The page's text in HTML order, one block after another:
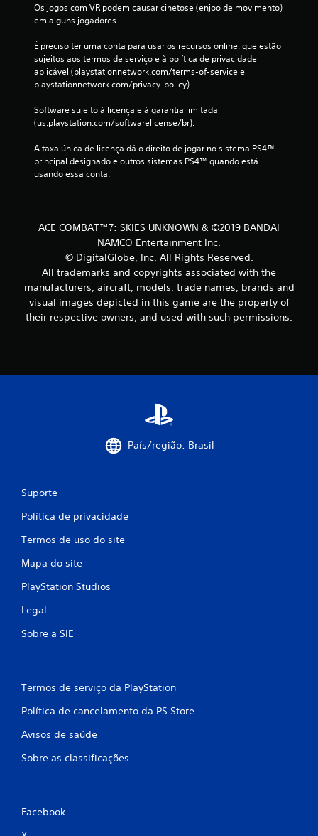
f
i
õ
Os jogos com VR podem causar cinetose (enjoo de movimento)
em alguns jogadores.
É preciso ter uma conta para usar os recursos online, que estão
sujeitos aos termos de serviço e à política de privacidade
aplicável (playstationnetwork.com/terms-of-service e
playstationnetwork.com/privacy-policy).
Software sujeito à licença e à garantia limitada
(us.playstation.com/softwarelicense/br).
A taxa única de licença dá o direito de jogar no sistema PS4™
principal designado e outros sistemas PS4™ quando está
usando essa conta.
ACE COMBAT™7: SKIES UNKNOWN & ©2019 BANDAI
NAMCO Entertainment Inc.
© DigitalGlobe, Inc. All Rights Reserved.
All trademarks and copyrights associated with the
manufacturers, aircraft, models, trade names, brands and
visual images depicted in this game are the property of
their respective owners, and used with such permissions.
País/região: Brasil
Suporte
Política de privacidade
Termos de uso do site
Mapa do site
PlayStation Studios
Legal
Sobre a SIE
Termos de serviço da PlayStation
Política de cancelamento da PS Store
Avisos de saúde
Sobre as classificações
Facebook